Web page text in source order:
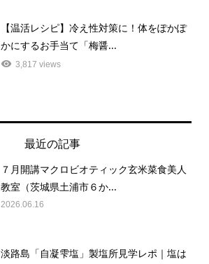
かにするお手当て「梅醤...
3,817 views
教室（茨城県土浦市６か...
2026.06.16
いのちのミネラル